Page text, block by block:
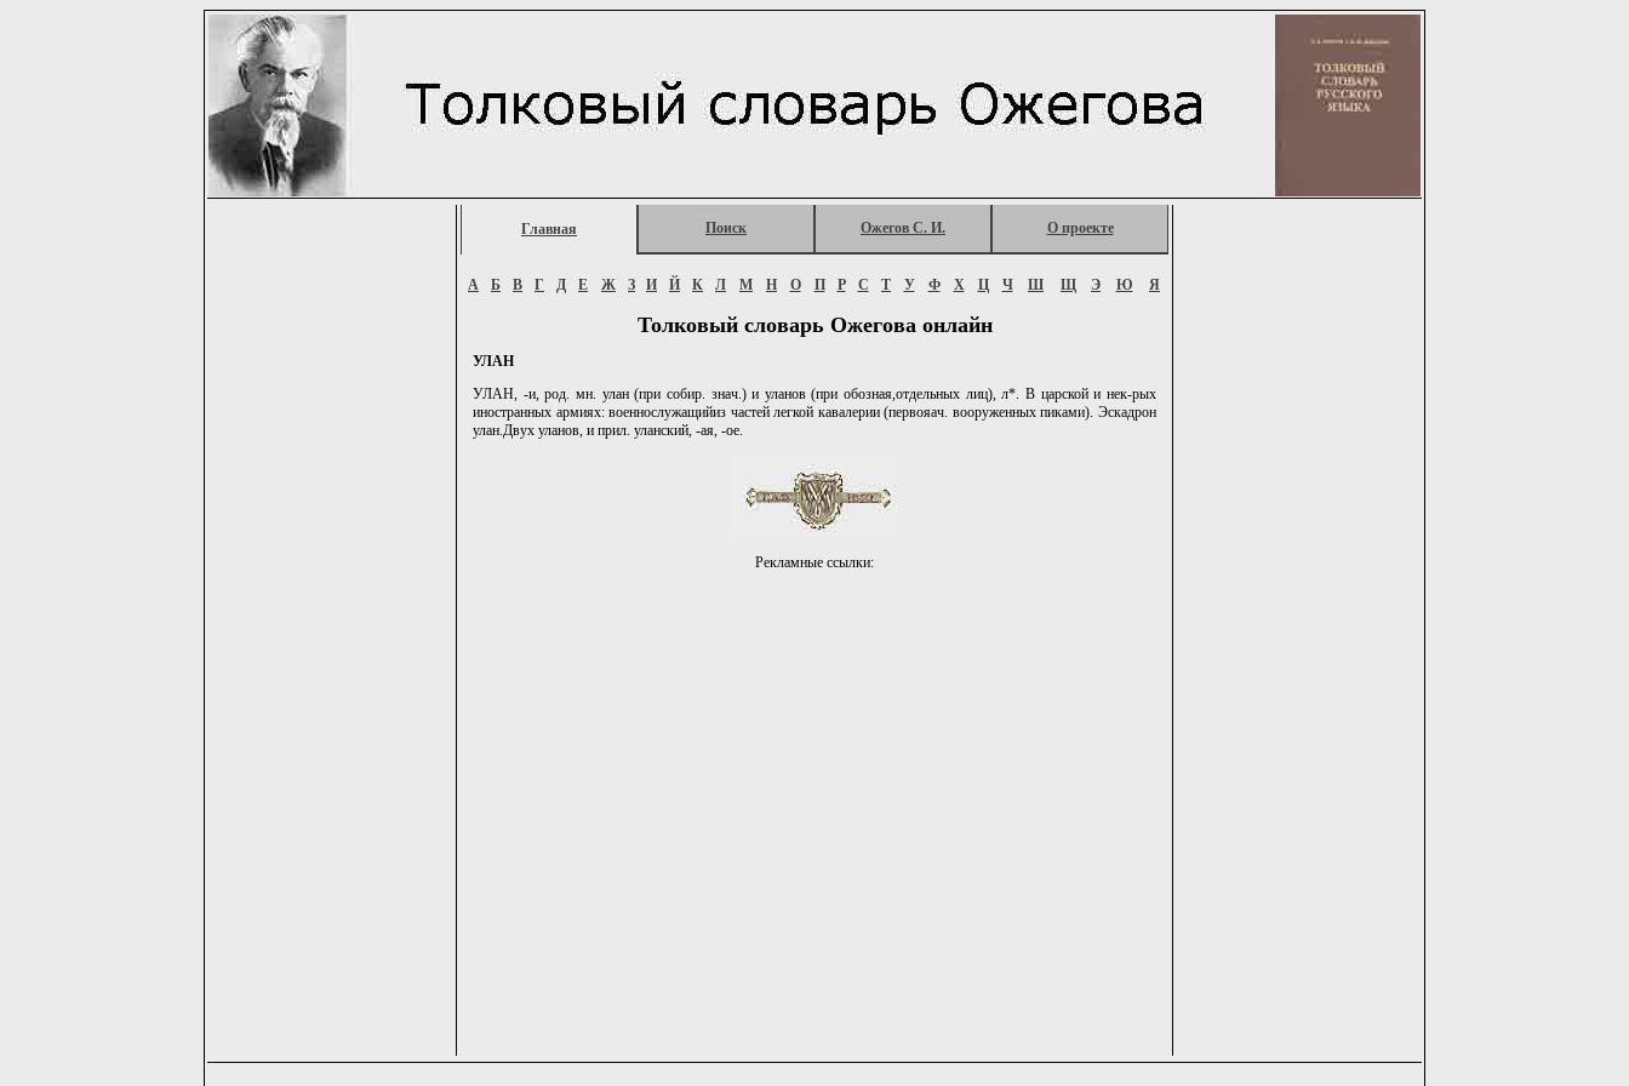
Главная Поиск Ожегов С. И. О проекте
А Б В Г Д Е Ж З И Й К Л М Н О П Р С Т У Ф Х Ц Ч Ш Щ Э Ю Я
Толковый словарь Ожегова онлайн
УЛАН
УЛАН, -и, род. мн. улан (при собир. знач.) и уланов (при обозная,отдельных лиц), л*. В царской и нек-рых
иностранных армиях: военнослужащийиз частей легкой кавалерии (первояач. вооруженных пиками). Эскадрон
улан.Двух уланов, и прил. уланский, -ая, -ое.
Рекламные ссылки: